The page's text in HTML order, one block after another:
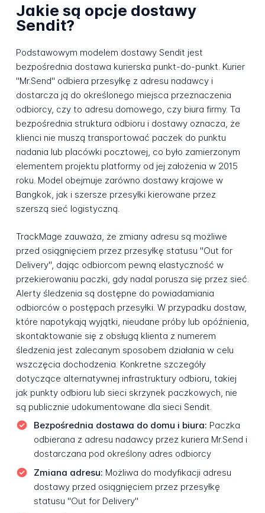
Jakie są opcje dostawy
Sendit?
Podstawowym modelem dostawy Sendit jest
bezpośrednia dostawa kurierska punkt-do-punkt. Kurier
"Mr.Send" odbiera przesyłkę z adresu nadawcy i
dostarcza ją do określonego miejsca przeznaczenia
odbiorcy, czy to adresu domowego, czy biura firmy. Ta
bezpośrednia struktura odbioru i dostawy oznacza, że
klienci nie muszą transportować paczek do punktu
nadania lub placówki pocztowej, co było zamierzonym
elementem projektu platformy od jej założenia w 2015
roku. Model obejmuje zarówno dostawy krajowe w
Bangkok, jak i szersze przesyłki kierowane przez
szerszą sieć logistyczną.
TrackMage zauważa, że zmiany adresu są możliwe
przed osiągnięciem przez przesyłkę statusu "Out for
Delivery", dając odbiorcom pewną elastyczność w
przekierowaniu paczki, gdy nadal porusza się przez sieć.
Alerty śledzenia są dostępne do powiadamiania
odbiorców o postępach przesyłki. W przypadku dostaw,
które napotykają wyjątki, nieudane próby lub opóźnienia,
skontaktowanie się z obsługą klienta z numerem
śledzenia jest zalecanym sposobem działania w celu
wszczęcia dochodzenia. Konkretne szczegóły
dotyczące alternatywnej infrastruktury odbioru, takiej
jak punkty odbioru lub sieci skrzynek paczkowych, nie
są publicznie udokumentowane dla sieci Sendit.
Bezpośrednia dostawa do domu i biura: Paczka
odbierana z adresu nadawcy przez kuriera Mr.Send i
dostarczana pod określony adres odbiorcy
Zmiana adresu: Możliwa do modyfikacji adresu
dostawy przed osiągnięciem przez przesyłkę
statusu "Out for Delivery"